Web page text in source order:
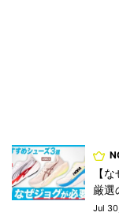
【
厳選
Jul